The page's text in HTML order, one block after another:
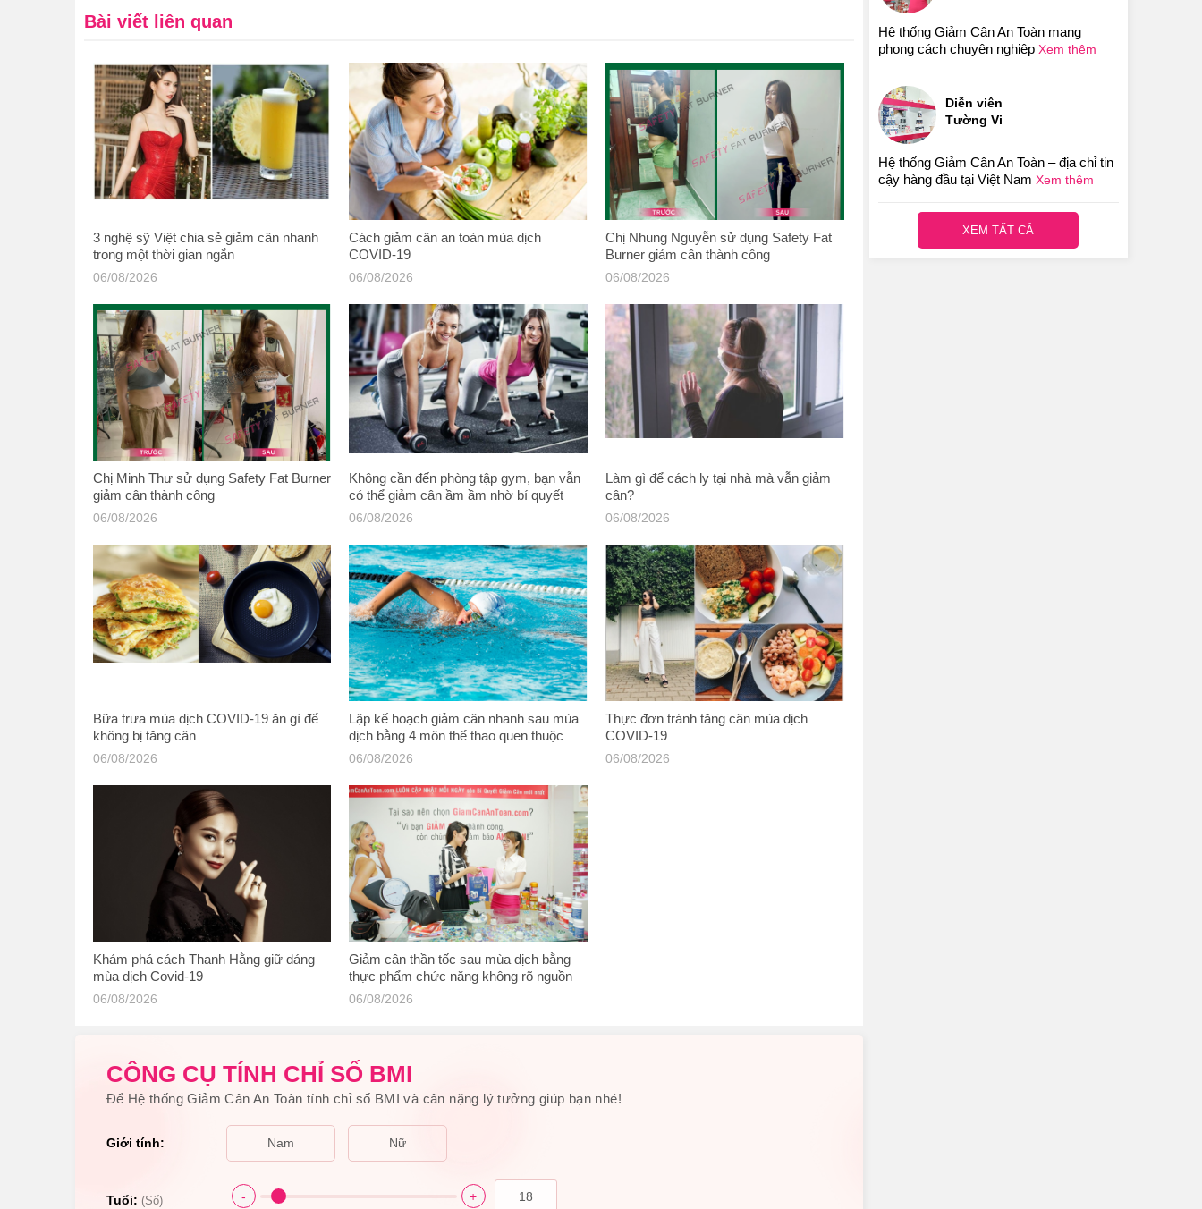
Bài viết liên quan
3 nghệ sỹ Việt chia sẻ giảm cân nhanh
trong một thời gian ngắn
06/08/2026
Cách giảm cân an toàn mùa dịch
COVID-19
06/08/2026
Chị Nhung Nguyễn sử dụng Safety Fat
Burner giảm cân thành công
06/08/2026
Chị Minh Thư sử dụng Safety Fat Burner
giảm cân thành công
06/08/2026
Không cần đến phòng tập gym, bạn vẫn
có thể giảm cân ầm ầm nhờ bí quyết
này
06/08/2026
Làm gì để cách ly tại nhà mà vẫn giảm
cân?
06/08/2026
Bữa trưa mùa dịch COVID-19 ăn gì để
không bị tăng cân
06/08/2026
Lập kế hoạch giảm cân nhanh sau mùa
dịch bằng 4 môn thể thao quen thuộc
06/08/2026
Thực đơn tránh tăng cân mùa dịch
COVID-19
06/08/2026
Khám phá cách Thanh Hằng giữ dáng
mùa dịch Covid-19
06/08/2026
Giảm cân thần tốc sau mùa dịch bằng
thực phẩm chức năng không rõ nguồn
gốc có nguy cơ suy thận
06/08/2026
CÔNG CỤ TÍNH CHỈ SỐ BMI
Để Hệ thống Giảm Cân An Toàn tính chỉ số BMI và cân nặng lý tưởng giúp bạn nhé!
Giới tính: Nam Nữ
Tuổi: (Số) - +
Hệ thống Giảm Cân An Toàn mang
phong cách chuyên nghiệp Xem thêm
Diễn viên
Tường Vi
Hệ thống Giảm Cân An Toàn – địa chỉ tin
cậy hàng đầu tại Việt Nam Xem thêm
XEM TẤT CẢ